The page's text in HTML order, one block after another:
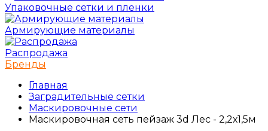
Упаковочные сетки и пленки
Армирующие материалы
Распродажа
Бренды
Главная
Заградительные сетки
Маскировочные сети
Маскировочная сеть пейзаж 3d Лес - 2,2х1,5м